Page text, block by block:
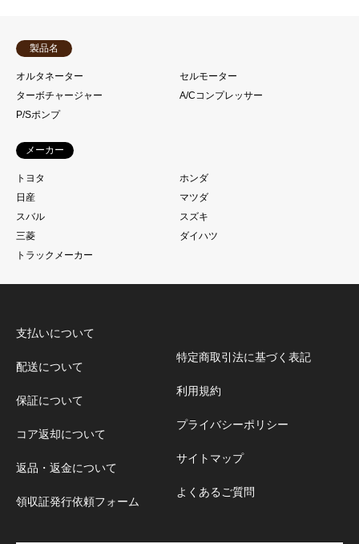
製品名
オルタネーター
セルモーター
ターボチャージャー
A/Cコンプレッサー
P/Sポンプ
メーカー
トヨタ
ホンダ
日産
マツダ
スバル
スズキ
三菱
ダイハツ
トラックメーカー
支払いについて
配送について
保証について
コア返却について
返品・返金について
領収証発行依頼フォーム
特定商取引法に基づく表記
利用規約
プライバシーポリシー
サイトマップ
よくあるご質問